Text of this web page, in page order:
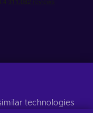
订阅
technologies